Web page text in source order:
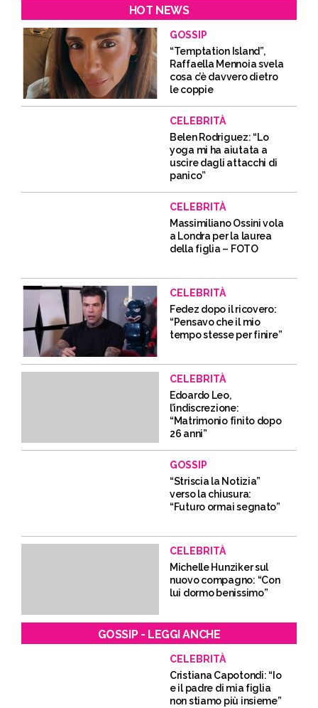
HOT NEWS
GOSSIP
“Temptation Island”,
Raffaella Mennoia svela
cosa c’è davvero dietro
le coppie
CELEBRITÀ
Belen Rodriguez: “Lo
yoga mi ha aiutata a
uscire dagli attacchi di
panico”
CELEBRITÀ
Massimiliano Ossini vola
a Londra per la laurea
della figlia – FOTO
CELEBRITÀ
Fedez dopo il ricovero:
“Pensavo che il mio
tempo stesse per finire”
CELEBRITÀ
Edoardo Leo,
l’indiscrezione:
“Matrimonio finito dopo
26 anni”
GOSSIP
“Striscia la Notizia”
verso la chiusura:
“Futuro ormai segnato”
CELEBRITÀ
Michelle Hunziker sul
nuovo compagno: “Con
lui dormo benissimo”
GOSSIP - LEGGI ANCHE
CELEBRITÀ
Cristiana Capotondi: “Io
e il padre di mia figlia
non stiamo più insieme”